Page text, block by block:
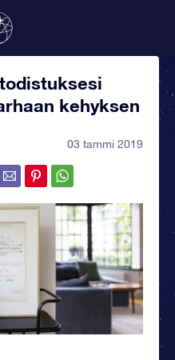
kehyksen
03 tammi 2019